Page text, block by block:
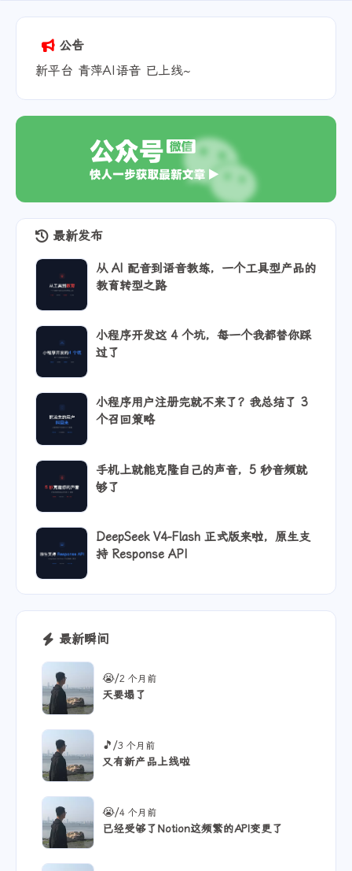
2025-07-26
公告
新平台 青萍AI语音 已上线~
最新发布
从 AI 配音到语音教练，一个工具型产品的
教育转型之路
小程序开发这 4 个坑，每一个我都替你踩
过了
小程序用户注册完就不来了？我总结了 3
个召回策略
手机上就能克隆自己的声音，5 秒音频就
够了
DeepSeek V4-Flash 正式版来啦，原生支
持 Response API
最新瞬间
😭/2 个月前
天要塌了
🎵/3 个月前
又有新产品上线啦
😭/4 个月前
已经受够了Notion这频繁的API变更了